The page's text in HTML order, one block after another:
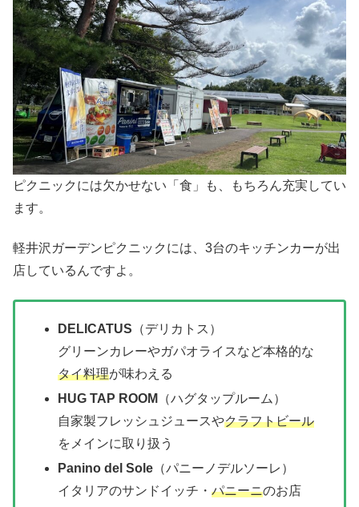
ピクニックには欠かせない「食」も、もちろん充実してい
ます。
軽井沢ガーデンピクニックには、3台のキッチンカーが出
店しているんですよ。
DELICATUS （デリカトス）
グリーンカレーやガパオライスなど本格的な
タイ料理が味わえる
HUG TAP ROOM
（ハグタップルーム）
自家製フレッシュジュースやクラフトビール
をメインに取り扱う
Panino del Sole （パニーノデルソーレ）
イタリアのサンドイッチ・パニーニのお店